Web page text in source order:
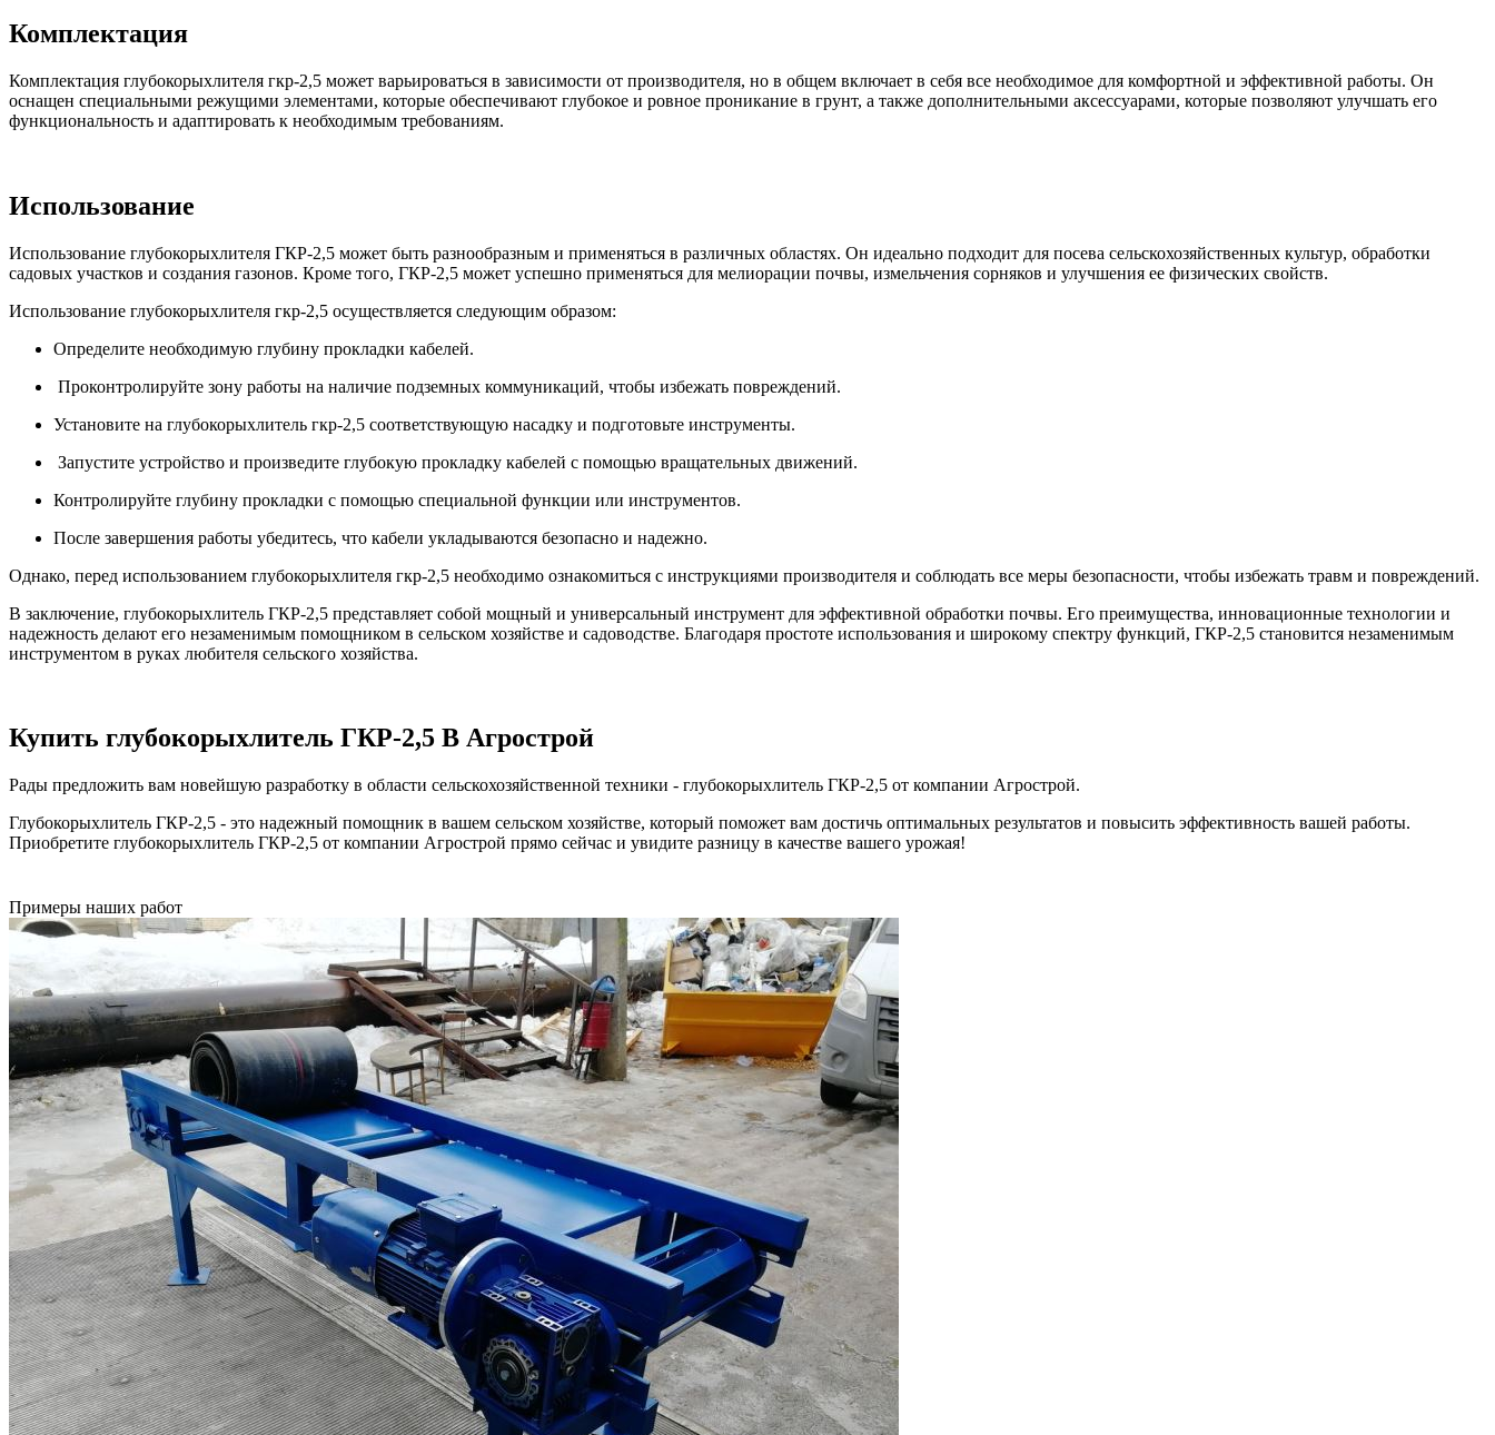
Комплектация
Комплектация глубокорыхлителя гкр-2,5 может варьироваться в зависимости от производителя, но в общем включает в себя все необходимое для комфортной и эффективной работы. Он
оснащен специальными режущими элементами, которые обеспечивают глубокое и ровное проникание в грунт, а также дополнительными аксессуарами, которые позволяют улучшать его
функциональность и адаптировать к необходимым требованиям.
Использование
Использование глубокорыхлителя ГКР-2,5 может быть разнообразным и применяться в различных областях. Он идеально подходит для посева сельскохозяйственных культур, обработки
садовых участков и создания газонов. Кроме того, ГКР-2,5 может успешно применяться для мелиорации почвы, измельчения сорняков и улучшения ее физических свойств.
Использование глубокорыхлителя гкр-2,5 осуществляется следующим образом:
Определите необходимую глубину прокладки кабелей.
Проконтролируйте зону работы на наличие подземных коммуникаций, чтобы избежать повреждений.
Установите на глубокорыхлитель гкр-2,5 соответствующую насадку и подготовьте инструменты.
Запустите устройство и произведите глубокую прокладку кабелей с помощью вращательных движений.
Контролируйте глубину прокладки с помощью специальной функции или инструментов.
После завершения работы убедитесь, что кабели укладываются безопасно и надежно.
Однако, перед использованием глубокорыхлителя гкр-2,5 необходимо ознакомиться с инструкциями производителя и соблюдать все меры безопасности, чтобы избежать травм и повреждений.
В заключение, глубокорыхлитель ГКР-2,5 представляет собой мощный и универсальный инструмент для эффективной обработки почвы. Его преимущества, инновационные технологии и
надежность делают его незаменимым помощником в сельском хозяйстве и садоводстве. Благодаря простоте использования и широкому спектру функций, ГКР-2,5 становится незаменимым
инструментом в руках любителя сельского хозяйства.
Купить глубокорыхлитель ГКР-2,5 В Агрострой
Рады предложить вам новейшую разработку в области сельскохозяйственной техники - глубокорыхлитель ГКР-2,5 от компании Агрострой.
Глубокорыхлитель ГКР-2,5 - это надежный помощник в вашем сельском хозяйстве, который поможет вам достичь оптимальных результатов и повысить эффективность вашей работы.
Приобретите глубокорыхлитель ГКР-2,5 от компании Агрострой прямо сейчас и увидите разницу в качестве вашего урожая!
Примеры наших работ